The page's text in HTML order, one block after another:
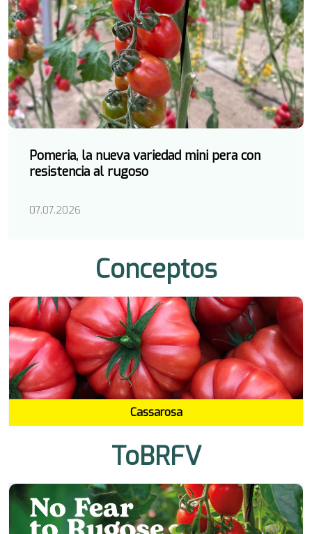
Pomeria, la nueva variedad mini pera con
resistencia al rugoso
07.07.2026
Conceptos
Cassarosa
ToBRFV